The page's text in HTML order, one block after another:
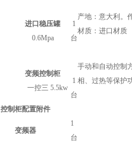
进口稳压罐
0.6Mpa
1
台
产地：意大利。
材质：进口材质
变频控制柜
一控三 5.5kw
1
台
手动和自动控制
相、过热等保护
控制柜配置附件
变频器
1
台